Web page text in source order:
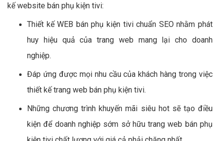
kế website bán phụ kiện tivi:
Thiết kế WEB bán phụ kiện tivi chuẩn SEO nhằm phát
huy hiệu quả của trang web mang lại cho doanh
nghiệp.
Đáp ứng được mọi nhu cầu của khách hàng trong việc
thiết kế trang web bán phụ kiện tivi.
Những chương trình khuyến mãi siêu hot sẽ tạo điều
kiện để doanh nghiệp sớm sở hữu trang web bán phụ